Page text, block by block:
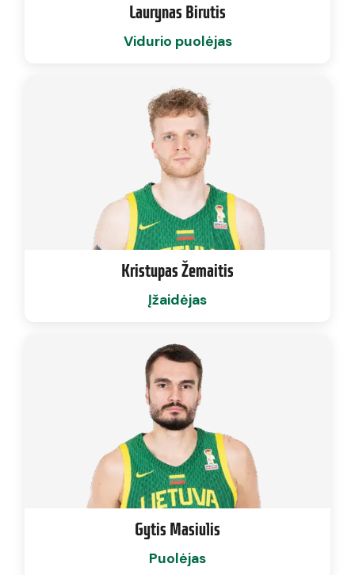
Laurynas Birutis
Vidurio puolėjas
Kristupas Žemaitis
Įžaidėjas
Gytis Masiulis
Puolėjas